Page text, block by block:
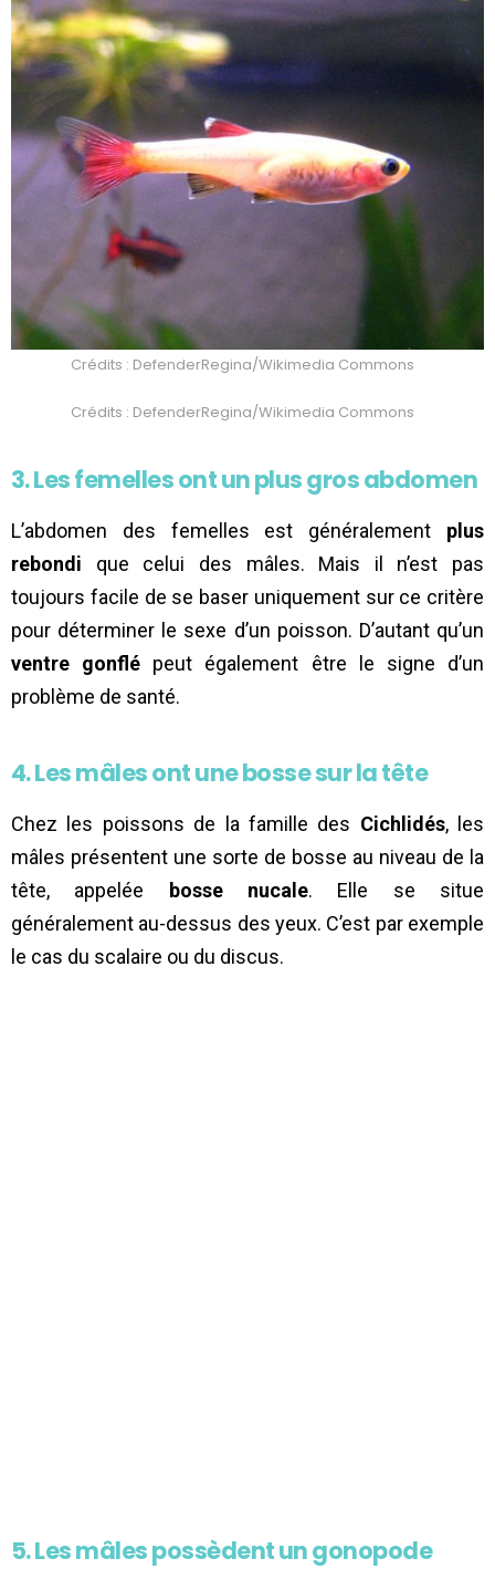
Crédits : DefenderRegina/Wikimedia Commons
Crédits : DefenderRegina/Wikimedia Commons
3. Les femelles ont un plus gros abdomen
L’abdomen des femelles est généralement plus
rebondi que celui des mâles. Mais il n’est pas
toujours facile de se baser uniquement sur ce critère
pour déterminer le sexe d’un poisson. D’autant qu’un
ventre gonflé peut également être le signe d’un
problème de santé.
4. Les mâles ont une bosse sur la tête
Chez les poissons de la famille des Cichlidés, les
mâles présentent une sorte de bosse au niveau de la
tête, appelée
bosse nucale. Elle se situe
généralement au-dessus des yeux. C’est par exemple
le cas du scalaire ou du discus.
5. Les mâles possèdent un gonopode